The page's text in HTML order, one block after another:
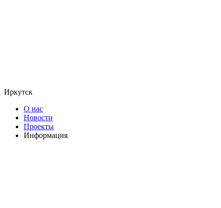
Иркутск
О нас
Новости
Проекты
Информация